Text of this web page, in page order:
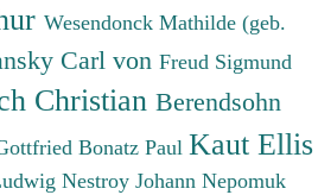
Wesendonck Mathilde (geb.
Carl von Freud Sigmund
Christian Berendsohn
Bonatz Paul Kaut Ellis
Nestroy Johann Nepomuk